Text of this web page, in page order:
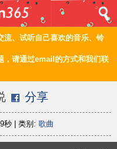
流、试听自己喜欢的音乐、铃
，请通过email的方式和我们联
分享
秒 类别: 歌曲